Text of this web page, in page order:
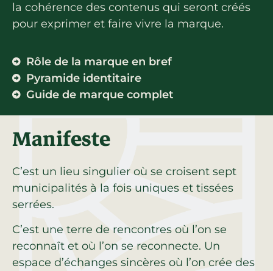
la cohérence des contenus qui seront créés
pour exprimer et faire vivre la marque.
Rôle de la marque en bref
Pyramide identitaire
Guide de marque complet
Manifeste
C’est un lieu singulier où se croisent sept
municipalités à la fois uniques et tissées
serrées.
C’est une terre de rencontres où l’on se
reconnaît et où l’on se reconnecte. Un
espace d’échanges sincères où l’on crée des